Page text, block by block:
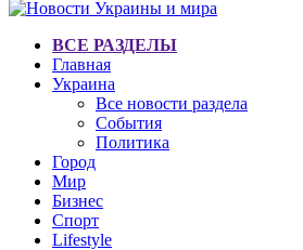
ВСЕ РАЗДЕЛЫ
Главная
Украина
Все новости раздела
События
Политика
Город
Мир
Бизнес
Спорт
Lifestyle